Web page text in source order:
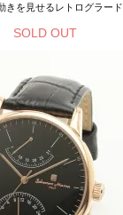
きを見せるレトログラード
SOLD OUT